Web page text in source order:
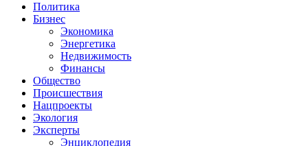
Политика
Бизнес
Экономика
Энергетика
Недвижимость
Финансы
Общество
Происшествия
Нацпроекты
Экология
Эксперты
Энциклопедия